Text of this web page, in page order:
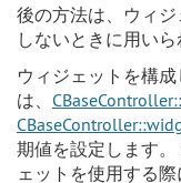
後の方法は、ウィジ
しないときに用いら
ウィジェットを構
は、
期値を設定します。
ェットを使用する